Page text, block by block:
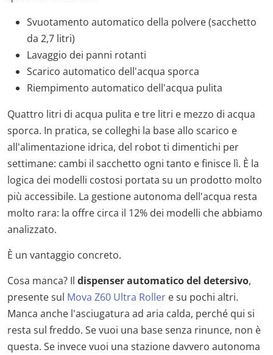
Svuotamento automatico della polvere (sacchetto
da 2,7 litri)
Lavaggio dei panni rotanti
Scarico automatico dell'acqua sporca
Riempimento automatico dell'acqua pulita
Quattro litri di acqua pulita e tre litri e mezzo di acqua
sporca. In pratica, se colleghi la base allo scarico e
all'alimentazione idrica, del robot ti dimentichi per
settimane: cambi il sacchetto ogni tanto e finisce lì. È la
logica dei modelli costosi portata su un prodotto molto
più accessibile. La gestione autonoma dell'acqua resta
molto rara: la offre circa il 12% dei modelli che abbiamo
analizzato.
È un vantaggio concreto.
Cosa manca? Il dispenser automatico del detersivo,
presente sul Mova Z60 Ultra Roller e su pochi altri.
Manca anche l'asciugatura ad aria calda, perché qui si
resta sul freddo. Se vuoi una base senza rinunce, non è
questa. Se invece vuoi una stazione davvero autonoma